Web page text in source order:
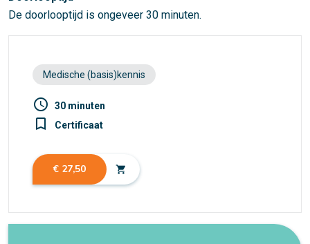
De doorlooptijd is ongeveer 30 minuten.
Medische (basis)kennis
access_time 30 minuten
turned_in_not Certificaat
€ 27,50 shopping_cart